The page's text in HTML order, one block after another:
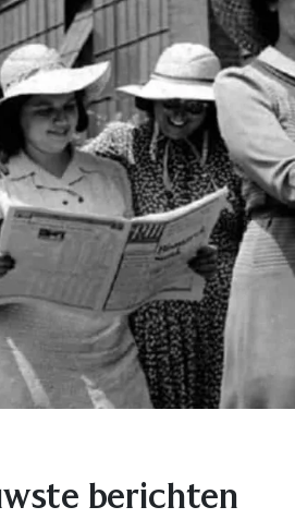
berichten